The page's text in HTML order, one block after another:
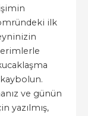
ilk
ve günün
yazılmış,